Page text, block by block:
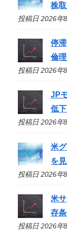
株
投稿日 2026年
停
倫
投稿日 2026年
JP
低
投稿日 2026年
米
を
投稿日 2026年
米
存
投稿日 2026年